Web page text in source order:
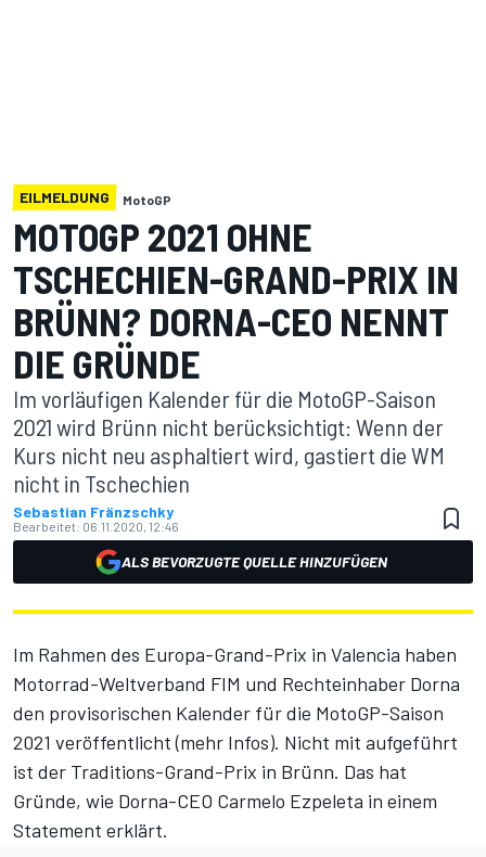
EILMELDUNG MotoGP
MOTOGP 2021 OHNE
TSCHECHIEN-GRAND-PRIX IN
BRÜNN? DORNA-CEO NENNT
DIE GRÜNDE
Im vorläufigen Kalender für die MotoGP-Saison
2021 wird Brünn nicht berücksichtigt: Wenn der
Kurs nicht neu asphaltiert wird, gastiert die WM
nicht in Tschechien
Sebastian Fränzschky
Bearbeitet: 06.11.2020, 12:46
ALS BEVORZUGTE QUELLE HINZUFÜGEN
Im Rahmen des Europa-Grand-Prix in Valencia haben
Motorrad-Weltverband FIM und Rechteinhaber Dorna
den provisorischen Kalender für die MotoGP-Saison
2021 veröffentlicht (mehr Infos). Nicht mit aufgeführt
ist der Traditions-Grand-Prix in Brünn. Das hat
Gründe, wie Dorna-CEO Carmelo Ezpeleta in einem
Statement erklärt.